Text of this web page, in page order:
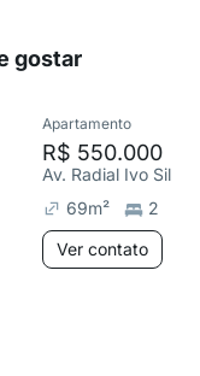
gostar
Apartamento
R$ 550.000
Av. Radial Ivo
69m² 2
Ver contato